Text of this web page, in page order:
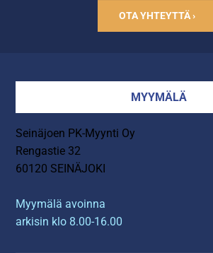
OTA YHTEYTTÄ ›
MYYMÄLÄ
Seinäjoen PK-Myynti Oy
Rengastie 32
60120 SEINÄJOKI
Myymälä avoinna
arkisin klo 8.00-16.00